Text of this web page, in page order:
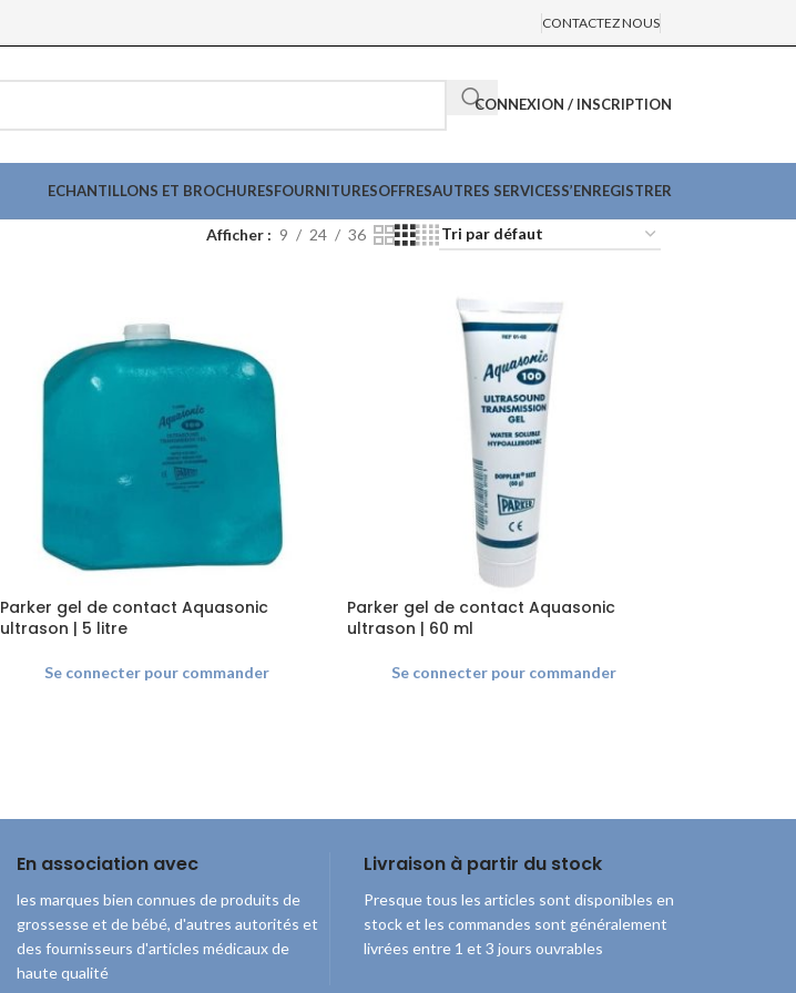
CONTACTEZ NOUS
CONNEXION / INSCRIPTION
ECHANTILLONS ET BROCHURESFOURNITURESOFFRESAUTRES SERVICESS’ENREGISTRER
Afficher 9 24 36
Parker gel de contact Aquasonic
ultrason | 5 litre
Se connecter pour commander
Parker gel de contact Aquasonic
ultrason | 60 ml
Se connecter pour commander
En association avec
les marques bien connues de produits de
grossesse et de bébé, d'autres autorités et
des fournisseurs d'articles médicaux de
haute qualité
Livraison à partir du stock
Presque tous les articles sont disponibles en
stock et les commandes sont généralement
livrées entre 1 et 3 jours ouvrables